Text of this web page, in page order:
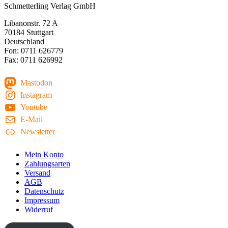
Schmetterling Verlag GmbH
Libanonstr. 72 A
70184 Stuttgart
Deutschland
Fon: 0711 626779
Fax: 0711 626992
Mastodon
Instagram
Youtube
E-Mail
Newsletter
Mein Konto
Zahlungsarten
Versand
AGB
Datenschutz
Impressum
Widerruf